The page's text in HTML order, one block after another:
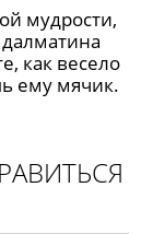
мудрости,
далматина
как весело
ему мячик.